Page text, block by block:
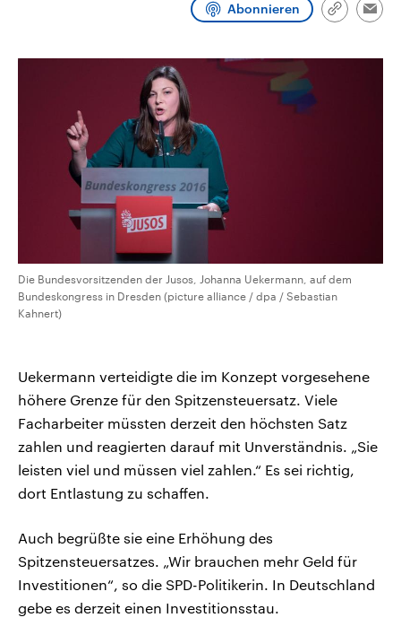
Abonnieren
Link
Die Bundesvorsitzenden der Jusos, Johanna Uekermann, auf dem
Bundeskongress in Dresden (picture alliance / dpa / Sebastian
Kahnert)
Uekermann verteidigte die im Konzept vorgesehene
höhere Grenze für den Spitzensteuersatz. Viele
Facharbeiter müssten derzeit den höchsten Satz
zahlen und reagierten darauf mit Unverständnis. „Sie
leisten viel und müssen viel zahlen.“ Es sei richtig,
dort Entlastung zu schaffen.
Auch begrüßte sie eine Erhöhung des
Spitzensteuersatzes. „Wir brauchen mehr Geld für
Investitionen“, so die SPD-Politikerin. In Deutschland
gebe es derzeit einen Investitionsstau.